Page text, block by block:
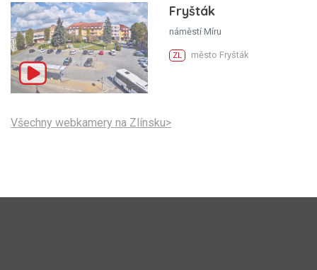
Fryšták
náměstí Míru
ZL město Fryšták
Všechny webkamery na Zlínsku>